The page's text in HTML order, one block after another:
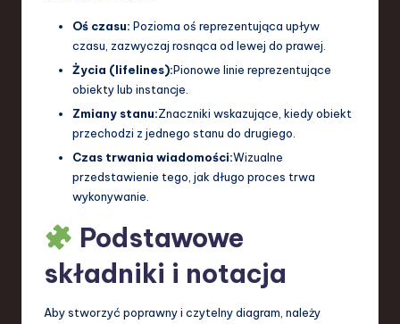
Oś czasu: Pozioma oś reprezentująca upływ
czasu, zazwyczaj rosnąca od lewej do prawej.
Życia (lifelines):Pionowe linie reprezentujące
obiekty lub instancje.
Zmiany stanu:Znaczniki wskazujące, kiedy obiekt
przechodzi z jednego stanu do drugiego.
Czas trwania wiadomości:Wizualne
przedstawienie tego, jak długo proces trwa
wykonywanie.
Podstawowe
składniki i notacja
Aby stworzyć poprawny i czytelny diagram, należy